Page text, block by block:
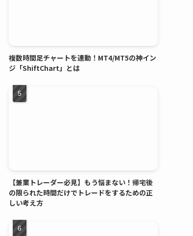
複数時間足チャートを連動！MT4/MT5の神イン
ジ「ShiftChart」とは
【兼業トレーダー必見】もう悩まない！帰宅後
の限られた時間だけでトレードをするための正
しい考え方